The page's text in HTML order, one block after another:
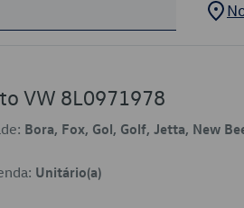
VW 8L0971978
Bora, Fox, Gol, Golf, Jetta, New
Unitário(a)